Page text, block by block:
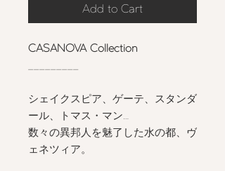
Add to Cart
CASANOVA Collection
シェイクスピア、ゲーテ、スタンダ
ール、トマス・マン…
数々の異邦人を魅了した水の都、ヴ
ェネツィア。